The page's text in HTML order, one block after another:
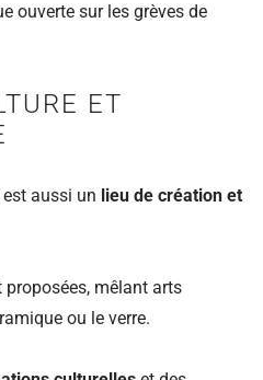
ouverte sur les grèves de
ET
aussi un lieu de création et
mêlant arts
ou le verre.